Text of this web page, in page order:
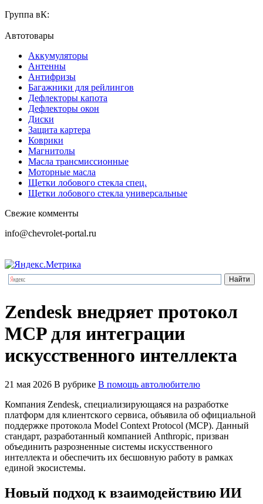
Группа вК:
Автотовары
Аккумуляторы
Антенны
Антифризы
Багажники для рейлингов
Дефлекторы капота
Дефлекторы окон
Диски
Защита картера
Коврики
Магнитолы
Масла трансмиссионные
Моторные масла
Щетки лобового стекла спец.
Щетки лобового стекла универсальные
Свежие комменты
info@chevrolet-portal.ru
Zendesk внедряет протокол
MCP для интеграции
искусственного интеллекта
21 мая 2026 В рубрике В помощь автолюбителю
Компания Zendesk, специализирующаяся на разработке
платформ для клиентского сервиса, объявила об официальной
поддержке протокола Model Context Protocol (MCP). Данный
стандарт, разработанный компанией Anthropic, призван
объединить разрозненные системы искусственного
интеллекта и обеспечить их бесшовную работу в рамках
единой экосистемы.
Новый подход к взаимодействию ИИ